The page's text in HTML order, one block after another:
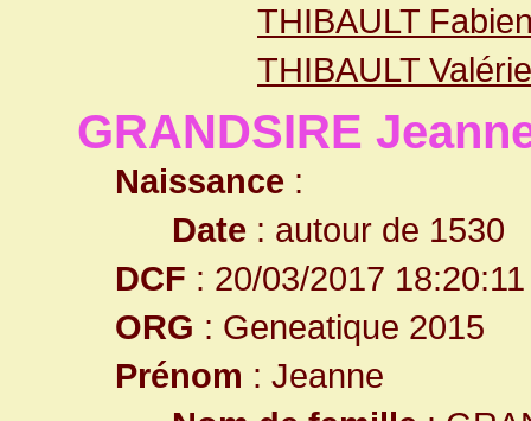
THIBAULT
THIBAULT Valérie
GRANDSIRE
Naissance :
Date : autour de 1530
DCF : 20/03/2017 18:20:11
ORG : Geneatique 2015
Prénom : Jeanne